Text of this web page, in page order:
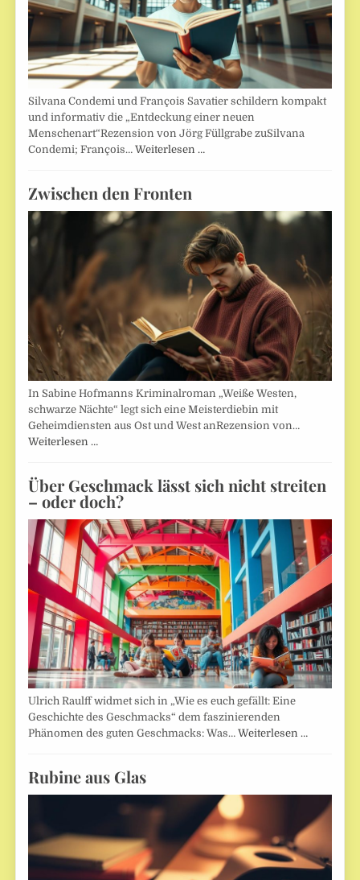
Silvana Condemi und François Savatier schildern kompakt
und informativ die „Entdeckung einer neuen
Menschenart“Rezension von Jörg Füllgrabe zuSilvana
Condemi; François…Weiterlesen …
Zwischen den Fronten
In Sabine Hofmanns Kriminalroman „Weiße Westen,
schwarze Nächte“ legt sich eine Meisterdiebin mit
Geheimdiensten aus Ost und West anRezension von…
Weiterlesen …
Über Geschmack lässt sich nicht streiten
– oder doch?
Ulrich Raulff widmet sich in „Wie es euch gefällt: Eine
Geschichte des Geschmacks“ dem faszinierenden
Phänomen des guten Geschmacks: Was…Weiterlesen …
Rubine aus Glas